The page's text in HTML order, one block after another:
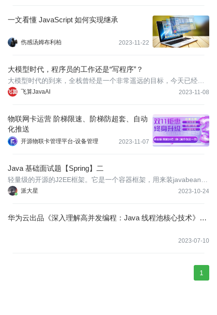
一文看懂 JavaScript 如何实现继承
伤感汤姆布利柏 2023-11-22
大模型时代，程序员的工作还是“写程序”？
飞算JavaAI 2023-11-08
大模型时代的到来，全栈曾经是一个非常遥远的目标，今天已经变
得非常容易实现。
物联网卡运营 阶梯限速、阶梯防超套、自动
化推送
开源物联卡管理平台-设备管理 2023-11-07
Java 基础面试题【Spring】二
派大星 2023-10-24
轻量级的开源的J2EE框架。它是一个容器框架，用来装javabean（j
ava对象），中间层框架（万能胶）可以起一个连接作用，比如说把
华为云出品《深入理解高并发编程：Java 线程池核心技术》电
2023-07-10
1